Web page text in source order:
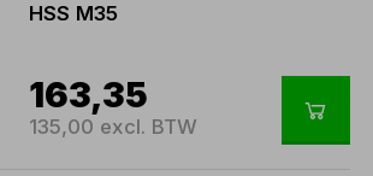
HSS M35
163,35
135,00 excl. BTW